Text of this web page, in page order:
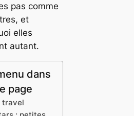
pas comme
et
elles
autant.
dans
page
travel